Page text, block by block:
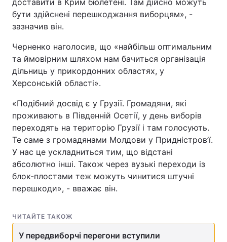
доставити в Крим бюлетені. Там дійсно можуть
бути здійснені перешкоджання виборцям», -
зазначив він.
Черненко наголосив, що «найбільш оптимальним
та ймовірним шляхом нам бачиться організація
дільниць у прикордонних областях, у
Херсонській області».
«Подібний досвід є у Грузії. Громадяни, які
проживають в Південній Осетії, у день виборів
переходять на територію Грузії і там голосують.
Те саме з громадянами Молдови у Придністров’ї.
У нас це ускладниться тим, що відстані
абсолютно інші. Також через вузькі переходи із
блок-плостами теж можуть чинитися штучні
перешкоди», - вважає він.
ЧИТАЙТЕ ТАКОЖ
У передвиборчі перегони вступили